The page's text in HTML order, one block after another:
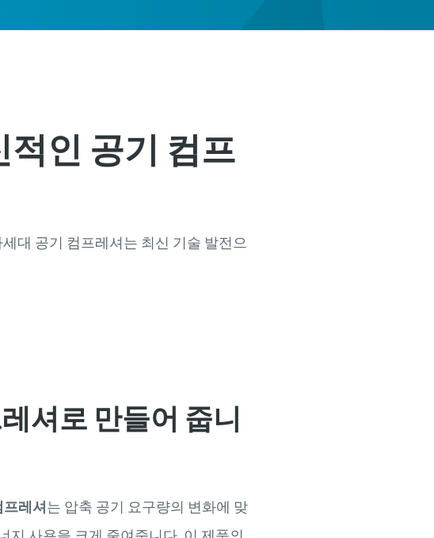
적인 공기 컴프
대 공기 컴프레셔는 최신 기술 발전으
셔로 만들어 줍니
프레셔는 압축 공기 요구량의 변화에 맞